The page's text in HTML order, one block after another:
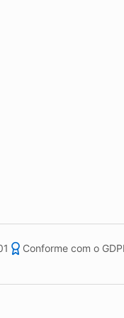
run in Hetzner's
Conforme com o